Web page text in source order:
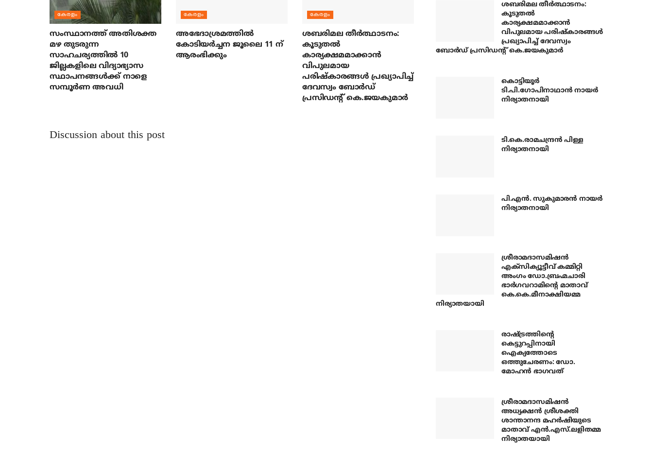
കേരളം
സംസ്ഥാനത്ത് അതിശക്ത
മഴ തുടരുന്ന
സാഹചര്യത്തിൽ 10
ജില്ലകളിലെ വിദ്യാഭ്യാസ
സ്ഥാപനങ്ങൾക്ക് നാളെ
സമ്പൂർണ അവധി
കേരളം
അഭേദാശ്രമത്തില്‍
കോടിയര്‍ച്ചന ജൂലൈ 11 ന്
ആരംഭിക്കും
കേരളം
ശബരിമല തീര്‍ത്ഥാടനം:
കൂടുതല്‍
കാര്യക്ഷമമാക്കാന്‍
വിപുലമായ
പരിഷ്‌കാരങ്ങള്‍ പ്രഖ്യാപിച്ച്
ദേവസ്വം ബോര്‍ഡ്
പ്രസിഡന്റ് കെ.ജയകുമാര്‍
Discussion about this post
ശബരിമല തീര്‍ത്ഥാടനം:
കൂടുതല്‍
കാര്യക്ഷമമാക്കാന്‍
വിപുലമായ പരിഷ്‌കാരങ്ങള്‍
പ്രഖ്യാപിച്ച് ദേവസ്വം
ബോര്‍ഡ് പ്രസിഡന്റ് കെ.ജയകുമാര്‍
കൊട്ടിയൂര്‍
ടി.പി.ഗോപിനാഥാന്‍ നായര്‍
നിര്യാതനായി
ടി.കെ.രാമചന്ദ്രന്‍ പിള്ള
നിര്യാതനായി
പി.എന്‍. സുകുമാരന്‍ നായര്‍
നിര്യാതനായി
ശ്രീരാമദാസമിഷന്‍
എക്‌സിക്യൂട്ടീവ് കമ്മിറ്റി
അംഗം ഡോ.ബ്രഹ്മചാരി
ഭാര്‍ഗവറാമിന്റെ മാതാവ്
കെ.കെ.മീനാക്ഷിയമ്മ
നിര്യാതയായി
രാഷ്ട്രത്തിന്റെ
കെട്ടുറപ്പിനായി
ഐക്യത്തോടെ
ഒത്തുചേരണം: ഡോ.
മോഹന്‍ ഭാഗവത്
ശ്രീരാമദാസമിഷന്‍
അധ്യക്ഷന്‍ ശ്രീശക്തി
ശാന്താനന്ദ മഹര്‍ഷിയുടെ
മാതാവ് എന്‍.എസ്.ലളിതമ്മ
നിര്യാതയായി